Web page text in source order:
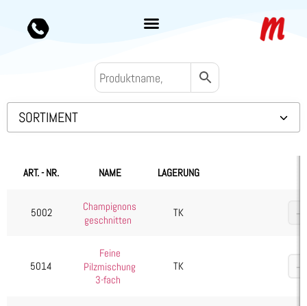
SORTIMENT
Convenience
Fleisch
Kuchen & Desserts
ART. - NR. NAME LAGERUNG
5002
Champignons
geschnitten
TK
5014
Feine
Pilzmischung
3-fach
TK